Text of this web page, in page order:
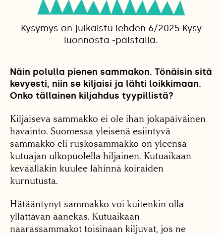
Kysymys on julkaistu lehden 6/2025 Kysy
luonnosta -palstalla.
Näin polulla pienen sammakon. Tönäisin sitä
kevyesti, niin se kiljaisi ja lähti loikkimaan.
Onko tällainen kiljahdus tyypillistä?
Kiljaiseva sammakko ei ole ihan jokapäiväinen
havainto. Suomessa yleisenä esiintyvä
sammakko eli ruskosammakko on yleensä
kutuajan ulkopuolella hiljainen. Kutuaikaan
keväälläkin kuulee lähinnä koiraiden
kurnutusta.
Hätääntynyt sammakko voi kuitenkin olla
yllättävän äänekäs. Kutuaikaan
naarassammakot toisinaan kiljuvat, jos ne